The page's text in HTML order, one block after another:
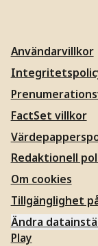
Användarvillkor
FactSet villkor
Redaktionell
Om cookies
Tillgänglighet
Ändra
Play